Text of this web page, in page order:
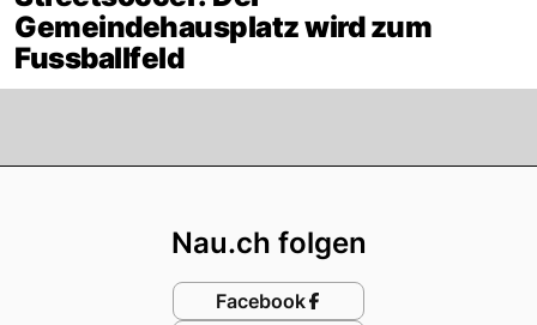
Gemeindehausplatz wird zum
Fussballfeld
Nau.ch folgen
Facebook